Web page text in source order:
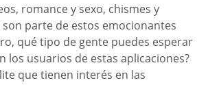
romance y sexo, chismes y
parte de estos emocionantes
qué tipo de gente puedes esperar
los usuarios de estas aplicaciones?
que tienen interés en las